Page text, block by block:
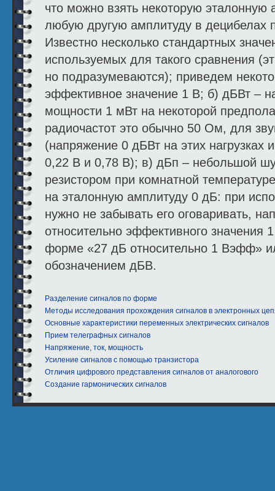
что можно взять некоторую эталонную
любую другую амплитуду в децибелах
Известно несколько стандартных
используемых для такого сравнения
но подразумеваются); приведем
эффективное значение 1 В; б) дБВт –
мощности 1 мВт на некоторой
радиочастот это обычно 50 Ом, для
(напряжение 0 дБВт на этих нагрузках
0,22 В и 0,78 В); в) дБп – небольшой
резистором при комнатной
на эталонную амплитуду 0 дБ: при
нужно не забывать его оговаривать,
относительно эффективного значения
форме «27 дБ относительно 1 Вэфф»
обозначением дБВ.
Разделение сигналов по форме
Методы исследования прохождения сигналов в электронных
Основные характеристики переменных электрических сигналов
Прием телеграфных сигналов
Напряжение, ток, мощность
Усиление сигналов с помощью транзистора
Отличия цифрового представления сигналов от аналогового
Создание гармонических сигналов